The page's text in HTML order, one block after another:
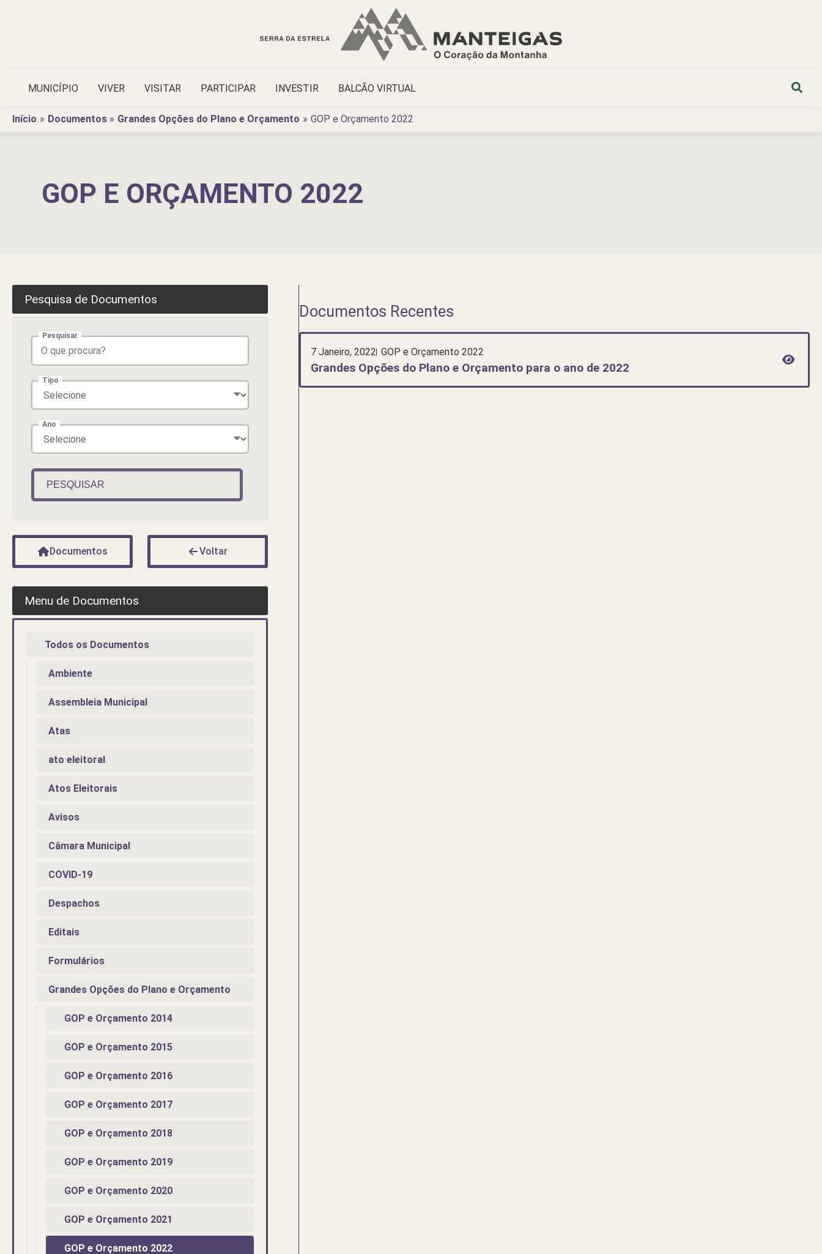
MUNICÍPIO VIVER VISITAR PARTICIPAR INVESTIR BALCÃO VIRTUAL
Início Documentos Grandes Opções do Plano e Orçamento GOP e Orçamento 2022
GOP E ORÇAMENTO 2022
Documentos Recentes
7 Janeiro, 2022 GOP e Orçamento 2022
Grandes Opções do Plano e Orçamento para o ano de 2022
Pesquisa de Documentos
Pesquisar
Tipo
Ano
PESQUISAR
Documentos Voltar
Menu de Documentos
Todos os Documentos
Ambiente
Assembleia Municipal
Atas
ato eleitoral
Atos Eleitorais
Avisos
Câmara Municipal
COVID-19
Despachos
Editais
Formulários
Grandes Opções do Plano e Orçamento
GOP e Orçamento 2014
GOP e Orçamento 2015
GOP e Orçamento 2016
GOP e Orçamento 2017
GOP e Orçamento 2018
GOP e Orçamento 2019
GOP e Orçamento 2020
GOP e Orçamento 2021
GOP e Orçamento 2022